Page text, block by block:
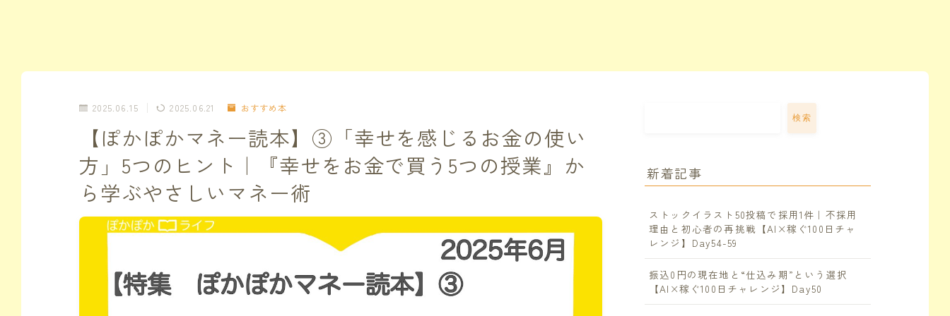
2025.06.15 2025.06.21 おすすめ本
【ぽかぽかマネー読本】③「幸せを感じるお金の使い
方」5つのヒント｜『幸せをお金で買う5つの授業』か
ら学ぶやさしいマネー術
検索
新着記事
ストックイラスト50投稿で採用1件｜不採用
理由と初心者の再挑戦【AI×稼ぐ100日チャ
レンジ】Day54-59
振込0円の現在地と“仕込み期”という選択
【AI×稼ぐ100日チャレンジ】Day50